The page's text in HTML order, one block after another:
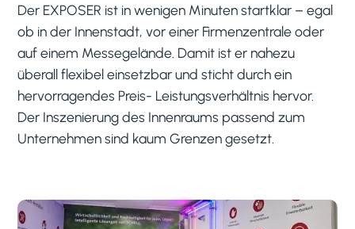
Der EXPOSER ist in wenigen Minuten startklar – egal
ob in der Innenstadt, vor einer Firmenzentrale oder
auf einem Messegelände. Damit ist er nahezu
überall flexibel einsetzbar und sticht durch ein
hervorragendes Preis- Leistungsverhältnis hervor.
Der Inszenierung des Innenraums passend zum
Unternehmen sind kaum Grenzen gesetzt.